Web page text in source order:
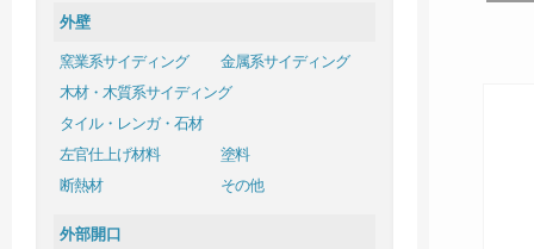
外壁
窯業系サイディング
金属系サイディング
木材・木質系サイディング
タイル・レンガ・石材
左官仕上げ材料
塗料
断熱材
その他
外部開口